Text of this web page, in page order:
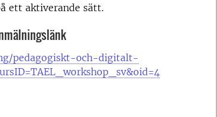
ett aktiverande sätt.
pedagogiskt-och-digitalt-